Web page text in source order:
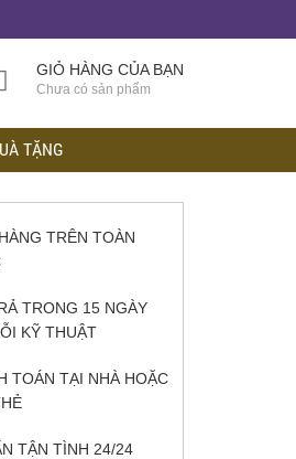
GIỎ HÀNG CỦA BẠN
Chưa có sản phẩm
TẶNG
TRÊN TOÀN
TRONG 15 NGÀY
KỸ THUẬT
TOÁN TẠI NHÀ HOẶC
TẬN TÌNH 24/24